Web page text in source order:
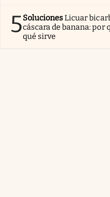
5SolucionesLicuar
cáscara de banana: por
qué sirve